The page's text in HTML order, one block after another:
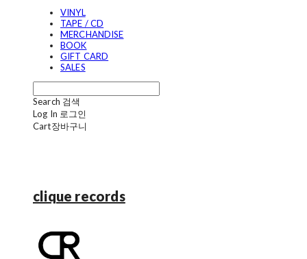
VINYL
TAPE / CD
MERCHANDISE
BOOK
GIFT CARD
SALES
Search 검색
Log In 로그인
Cart장바구니
clique records